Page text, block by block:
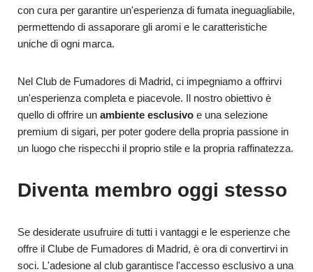
con cura per garantire un'esperienza di fumata ineguagliabile,
permettendo di assaporare gli aromi e le caratteristiche
uniche di ogni marca.
Nel Club de Fumadores di Madrid, ci impegniamo a offrirvi
un'esperienza completa e piacevole. Il nostro obiettivo è
quello di offrire un ambiente esclusivo e una selezione
premium di sigari, per poter godere della propria passione in
un luogo che rispecchi il proprio stile e la propria raffinatezza.
Diventa membro oggi stesso
Se desiderate usufruire di tutti i vantaggi e le esperienze che
offre il Clube de Fumadores di Madrid, è ora di convertirvi in
soci. L'adesione al club garantisce l'accesso esclusivo a una